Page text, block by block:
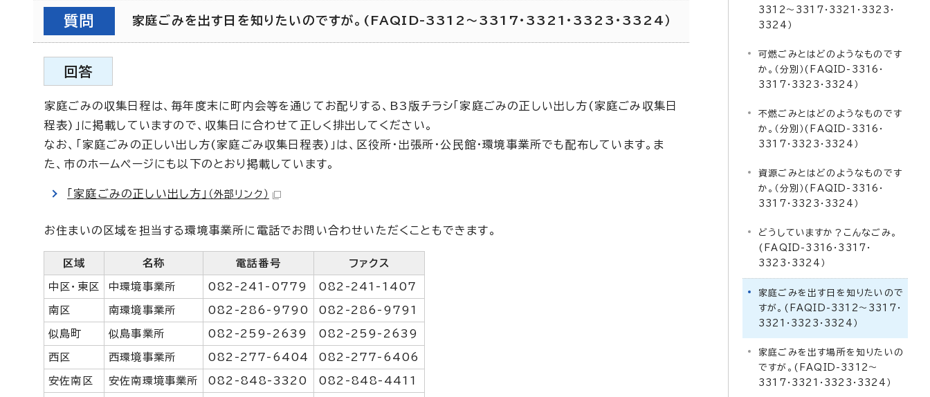
質問 家庭ごみを出す日を知りたいのですが。(FAQID-3312～3317・3321・3323・3324）
回答
家庭ごみの収集日程は、毎年度末に町内会等を通じてお配りする、B3版チラシ「家庭ごみの正しい出し方(家庭ごみ収集日
程表)」に掲載していますので、収集日に合わせて正しく排出してください。
なお、「家庭ごみの正しい出し方(家庭ごみ収集日程表)」は、区役所・出張所・公民館・環境事業所でも配布しています。ま
た、市のホームページにも以下のとおり掲載しています。
「家庭ごみの正しい出し方」 （外部リンク）
お住まいの区域を担当する環境事業所に電話でお問い合わせいただくこともできます。
区域 名称 電話番号 ファクス
中区・東区 中環境事業所 082-241-0779 082-241-1407
南区 南環境事業所 082-286-9790 082-286-9791
似島町 似島事業所 082-259-2639 082-259-2639
西区 西環境事業所 082-277-6404 082-277-6406
安佐南区 安佐南環境事業所 082-848-3320 082-848-4411
3312～3317・3321・3323・
3324）
可燃ごみとはどのようなものです
か。（分別）(FAQID-3316・
3317・3323・3324）
不燃ごみとはどのようなものです
か。（分別）(FAQID-3316・
3317・3323・3324）
資源ごみとはどのようなものです
か。（分別）(FAQID-3316・
3317・3323・3324）
どうしていますか？こんなごみ。
(FAQID-3316・3317・
3323・3324）
家庭ごみを出す日を知りたいので
すが。(FAQID-3312～3317・
3321・3323・3324）
家庭ごみを出す場所を知りたいの
ですが。(FAQID-3312～
3317・3321・3323・3324）